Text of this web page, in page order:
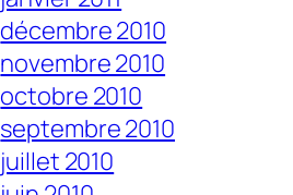
décembre 2010
novembre 2010
octobre 2010
septembre 2010
juillet 2010